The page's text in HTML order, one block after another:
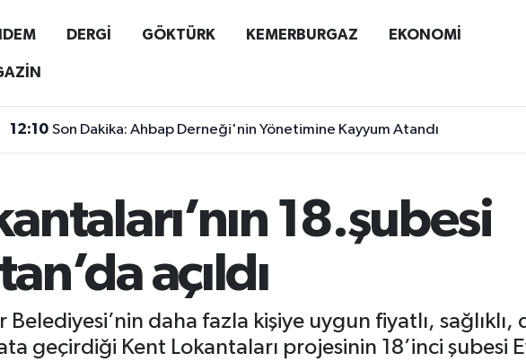
DERGİ GÖKTÜRK KEMERBURGAZ EKONOMİ
12:10 Son Dakika: Ahbap Derneği'nin Yönetimine Kayyum Atandı
18.şubesi
açıldı
Belediyesi’nin daha fazla kişiye uygun fiyatlı,
geçirdiği Kent Lokantaları projesinin 18’inci şubesi